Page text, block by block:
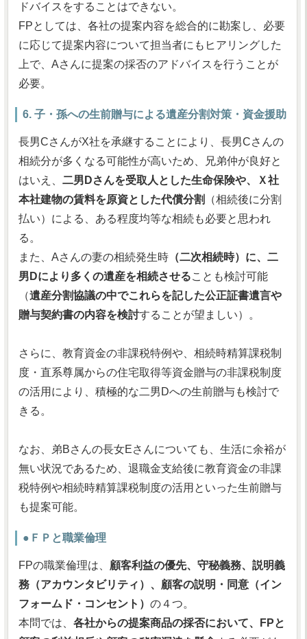
ドバイスをすることはできない。
FPとしては、各社の提案内容を総合的に勘案し、必要
に応じて提案内容について担当者にもヒアリングした
上で、Aさんに提案の採否のアドバイスを行うことが
必要。
6. 子・孫への生前贈与による遺産分割対策・資金援助
長男CさんがX社を承継することにより、長男Cさんの
相続分が多くなる可能性が高いため、兄弟仲が良好と
はいえ、 二男Dさんを受取人とした生命保険や、Ｘ社
本社建物の賃料を原資とした代償分割
（相続後に分割
払い）による、ある程度均等な相続も必要と思われ
る。
また、Aさんの妻の相続発生時 （二次相続時）に、二
男Dにより多くの遺産を相続させることも検討可能
（遺産分割協議の中でこれらを記した公正証書遺言や
贈与契約書の内容を検討することが望ましい）。
さらに、教育資金の非課税特例や、相続時精算課税制
度・直系尊属からの住宅取得等資金贈与の非課税制度
の活用により、積極的な二男Dへの生前贈与も検討で
きる。
なお、弟Bさんの長女Eさんについても、生活に余裕が
無い状況であるため、退職金支給後に教育資金の非課
税特例や相続時精算課税制度の活用といった生前贈与
も提案可能。
●ＦＰと職業倫理
FPの職業倫理は、 顧客利益の優先、守秘義務、説明義
務（アカウンタビリティ）、顧客の説明・同意（イン
フォームド・コンセント） の４つ。
本問では、 各社からの提案商品の採否において、FPと